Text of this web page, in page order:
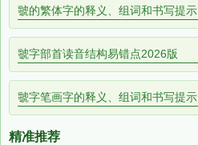
虢的繁体字的释义、组词和书写提示
虢字部首读音结构易错点2026版
虢字笔画字的释义、组词和书写提示
精准推荐